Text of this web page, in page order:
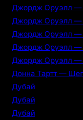
Джордж Оруэлл —
Джордж Оруэлл —
Джордж Оруэлл —
Джордж Оруэлл —
Джордж Оруэлл —
Донна Тартт —
Дубай
Дубай
Дубай